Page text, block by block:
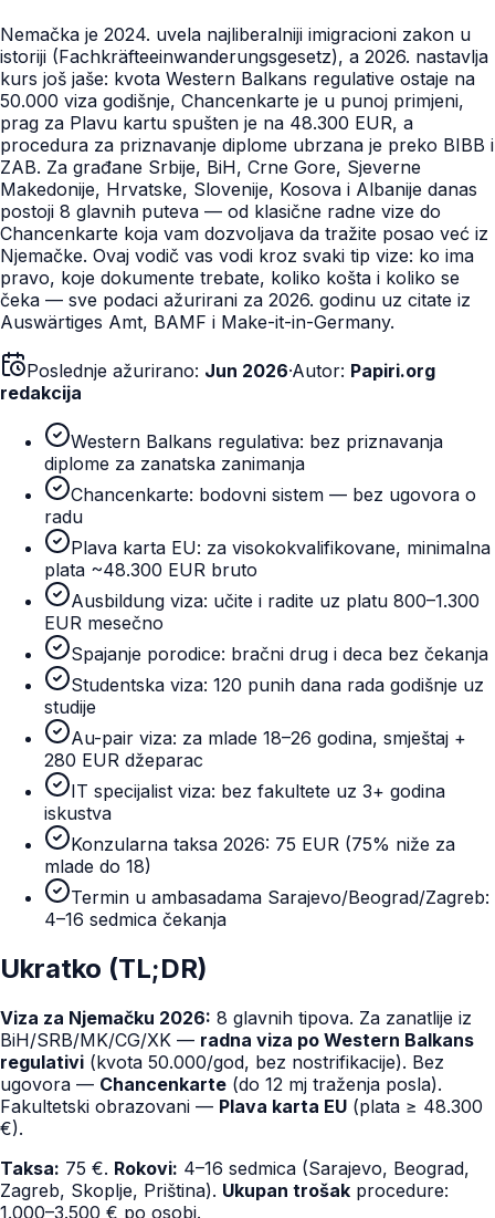
Nemačka je 2024. uvela najliberalniji imigracioni zakon u
istoriji (Fachkräfteeinwanderungsgesetz), a 2026. nastavlja
kurs još jaše: kvota Western Balkans regulative ostaje na
50.000 viza godišnje, Chancenkarte je u punoj primjeni,
prag za Plavu kartu spušten je na 48.300 EUR, a
procedura za priznavanje diplome ubrzana je preko BIBB i
ZAB. Za građane Srbije, BiH, Crne Gore, Sjeverne
Makedonije, Hrvatske, Slovenije, Kosova i Albanije danas
postoji 8 glavnih puteva — od klasične radne vize do
Chancenkarte koja vam dozvoljava da tražite posao već iz
Njemačke. Ovaj vodič vas vodi kroz svaki tip vize: ko ima
pravo, koje dokumente trebate, koliko košta i koliko se
čeka — sve podaci ažurirani za 2026. godinu uz citate iz
Auswärtiges Amt, BAMF i Make-it-in-Germany.
Poslednje ažurirano: Jun 2026·Autor: Papiri.org
redakcija
Western Balkans regulativa: bez priznavanja
diplome za zanatska zanimanja
Chancenkarte: bodovni sistem — bez ugovora o
radu
Plava karta EU: za visokokvalifikovane, minimalna
plata ~48.300 EUR bruto
Ausbildung viza: učite i radite uz platu 800–1.300
EUR mesečno
Spajanje porodice: bračni drug i deca bez čekanja
Studentska viza: 120 punih dana rada godišnje uz
studije
Au-pair viza: za mlade 18–26 godina, smještaj +
280 EUR džeparac
IT specijalist viza: bez fakultete uz 3+ godina
iskustva
Konzularna taksa 2026: 75 EUR (75% niže za
mlade do 18)
Termin u ambasadama Sarajevo/Beograd/Zagreb:
4–16 sedmica čekanja
Ukratko (TL;DR)
Viza za Njemačku 2026: 8 glavnih tipova. Za zanatlije iz
BiH/SRB/MK/CG/XK — radna viza po Western Balkans
regulativi (kvota 50.000/god, bez nostrifikacije). Bez
ugovora — Chancenkarte (do 12 mj traženja posla).
Fakultetski obrazovani — Plava karta EU (plata ≥ 48.300
€).
Taksa: 75 €. Rokovi: 4–16 sedmica (Sarajevo, Beograd,
Zagreb, Skoplje, Priština). Ukupan trošak procedure:
1.000–3.500 € po osobi.